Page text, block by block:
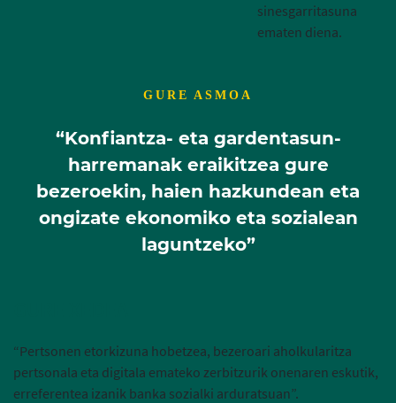
sinesgarritasuna
ematen diena.
GURE ASMOA
“Konfiantza- eta gardentasun-
harremanak eraikitzea gure
bezeroekin, haien hazkundean eta
ongizate ekonomiko eta sozialean
laguntzeko”
“Pertsonen etorkizuna hobetzea, bezeroari aholkularitza
pertsonala eta digitala emateko zerbitzurik onenaren eskutik,
erreferentea izanik banka sozialki arduratsuan”.